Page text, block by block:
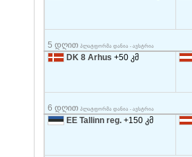
5 დღით პლატფორმა დანია - ავსტრია
DK 8 Arhus +50 კმ
6 დღით პლატფორმა დანია - ავსტრია
EE Tallinn reg. +150 კმ